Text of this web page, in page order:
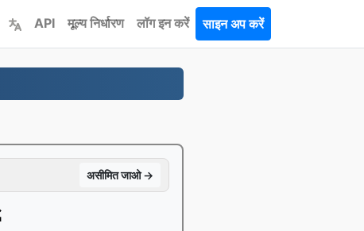
API मूल्य निर्धारण लॉग इन करें साइन अप करें
असीमित जाओ →